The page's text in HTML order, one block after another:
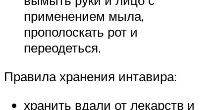
применением мыла,
прополоскать рот и
переодеться.
Правила хранения интавира:
хранить вдали от лекарств и